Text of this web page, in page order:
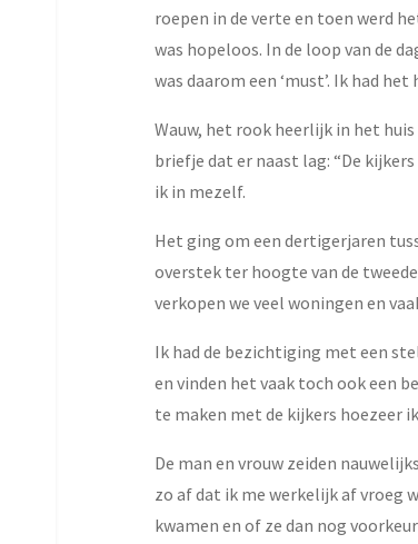
roepen in de verte en toen werd
was hopeloos. In de loop van de
was daarom een ‘must’. Ik had
Wauw, het rook heerlijk in het
briefje dat er naast lag: “De
ik in mezelf.
Het ging om een dertigerjaren
overstek ter hoogte van de
verkopen we veel woningen en
Ik had de bezichtiging met een
en vinden het vaak toch ook een
te maken met de kijkers hoezeer
De man en vrouw zeiden
zo af dat ik me werkelijk af vroeg
kwamen en of ze dan nog